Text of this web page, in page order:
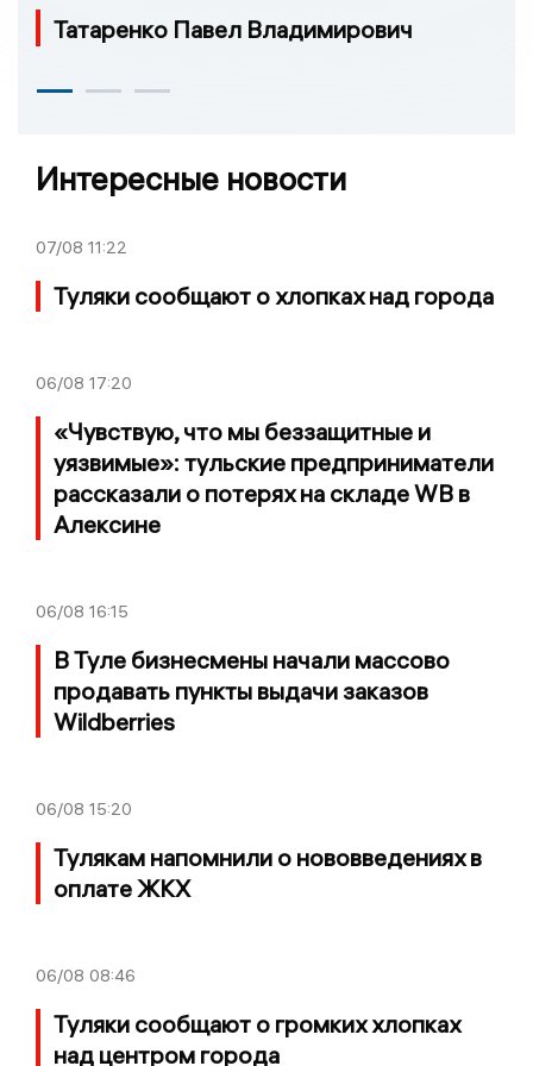
Татаренко Павел Владимирович
Интересные новости
07/08 11:22
Туляки сообщают о хлопках над города
06/08 17:20
«Чувствую, что мы беззащитные и
уязвимые»: тульские предприниматели
рассказали о потерях на складе WB в
Алексине
06/08 16:15
В Туле бизнесмены начали массово
продавать пункты выдачи заказов
Wildberries
06/08 15:20
Тулякам напомнили о нововведениях в
оплате ЖКХ
06/08 08:46
Туляки сообщают о громких хлопках
над центром города